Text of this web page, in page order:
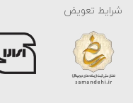
شرایط تعویض